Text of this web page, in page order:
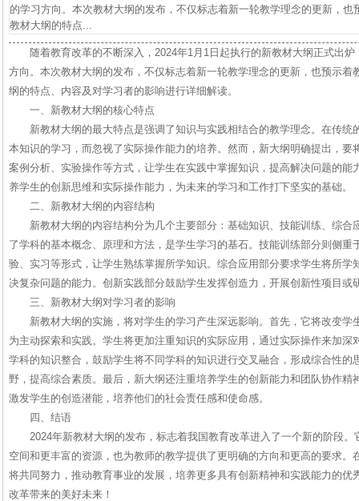
的学习方向。本次教材大纲的发布，不仅标志着新一轮教学理念的更新，
教材大纲的特点...
随着教育改革的不断深入，2024年1月1日起执行的新教材大纲正式出
方向。本次教材大纲的发布，不仅标志着新一轮教学理念的更新，也预示着
纲的特点、内容及对学习者的影响进行详细解读。
一、新教材大纲的核心特点
新教材大纲的最大特点是强调了知识与实践相结合的教学理念。在传统
本知识的学习，而忽视了实际操作能力的培养。然而，新大纲明确提出，要
案例分析、实验操作等方式，让学生在实践中掌握知识，提高解决问题的能
养学生的创新思维和实际操作能力，为未来的学习和工作打下坚实的基础。
二、新教材大纲的内容结构
新教材大纲的内容结构分为几个主要部分：基础知识、技能训练、综合
了学科的基本概念、原理和方法，是学生学习的基石。技能训练部分则侧重
验、实习等形式，让学生熟练掌握所学知识。综合应用部分要求学生将所学
决复杂问题的能力。创新实践部分鼓励学生发挥创造力，开展创新性项目或
三、新教材大纲对学习者的影响
新教材大纲的实施，将对学生的学习产生深远影响。首先，它将改变学
为主动探索和实践。学生将更加注重知识的实际应用，通过实际操作来加深
学科的知识整合，鼓励学生将不同学科的知识进行交叉融合，形成综合性的
野，提高综合素质。最后，新大纲还注重培养学生的创新能力和团队协作精
激发学生的创造潜能，培养他们的社会责任感和使命感。
四、结语
2024年新教材大纲的发布，标志着我国教育改革进入了一个新的阶段
空间和更丰富的资源，也为教师的教学提供了更明确的方向和更高的要求。
将共同努力，推动教育事业的发展，培养更多具有创新精神和实践能力的优
改革带来的美好未来！